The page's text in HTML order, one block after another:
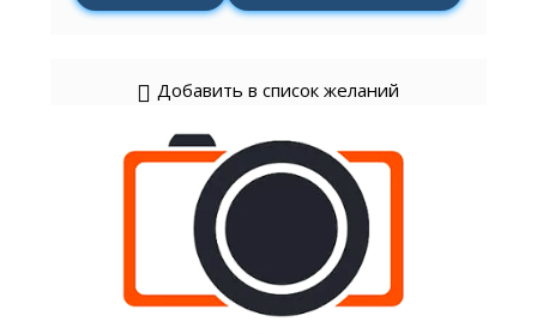
Добавить в список желаний